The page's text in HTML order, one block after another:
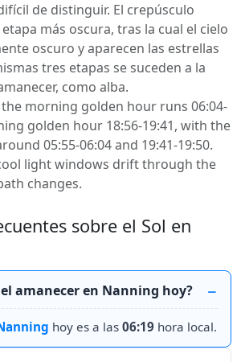
de distinguir. El crepúsculo
más oscura, tras la cual el cielo
oscuro y aparecen las estrellas
tres etapas se suceden a la
como alba.
morning golden hour runs 06:04-
golden hour 18:56-19:41, with the
05:55-06:04 and 19:41-19:50.
light windows drift through the
changes.
sobre el Sol en
amanecer en Nanning hoy?
hoy es a las 06:19 hora local.